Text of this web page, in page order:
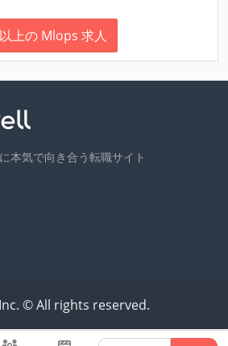
上の Mlops 求人
本気で向き合う転職サイト
© All rights reserved.